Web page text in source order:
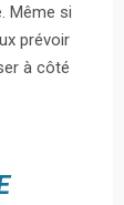
Même si
prévoir
à côté